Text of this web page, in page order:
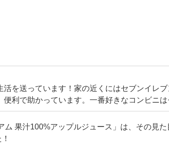
を送っています！家の近くにはセブンイレ
便利で助かっています。一番好きなコンビニは
にお気に入りです。 でも、ファミリーマー
購入します。ローソンでもたま
果汁100%アップルジュース」は、その見た